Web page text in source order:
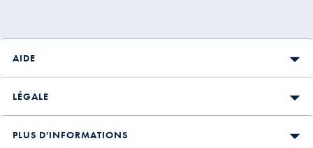
AIDE
LÉGALE
PLUS D'INFORMATIONS